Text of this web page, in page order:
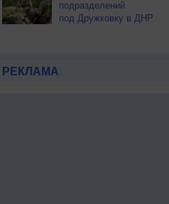
подразделений
под Дружковку в ДНР
РЕКЛАМА